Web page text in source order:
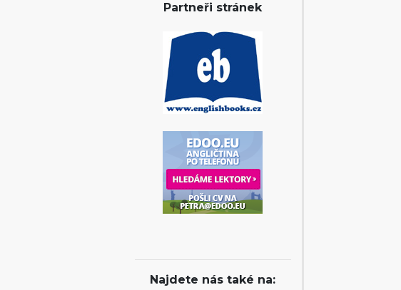
Partneři stránek
Najdete nás také na: